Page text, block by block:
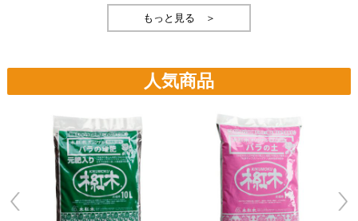
もっと見る ＞
人気商品